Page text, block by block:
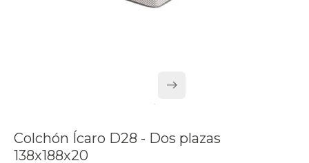
Colchón Ícaro D28 - Dos plazas
138x188x20